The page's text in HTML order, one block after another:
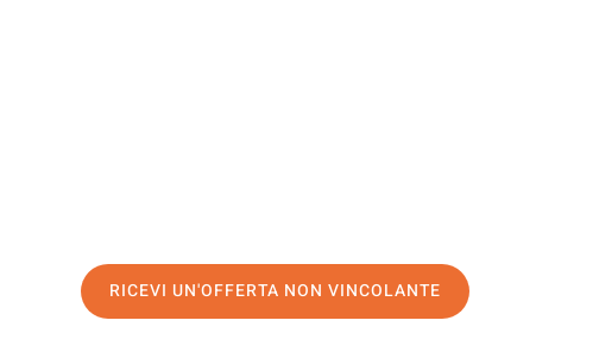
RICEVI UN'OFFERTA NON VINCOLANTE